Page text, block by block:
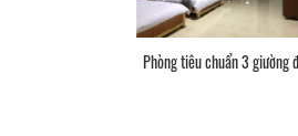
Phòng tiêu chuẩn 3 giường